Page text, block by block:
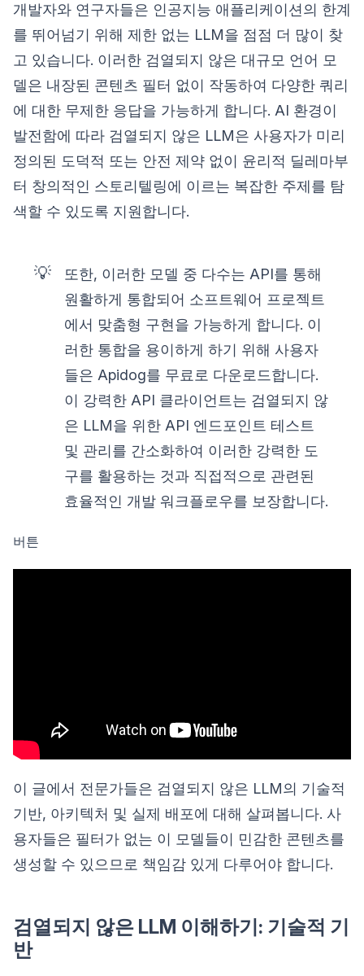
개발자와 연구자들은 인공지능 애플리케이션의 한계
를 뛰어넘기 위해 제한 없는 LLM을 점점 더 많이 찾
고 있습니다. 이러한 검열되지 않은 대규모 언어 모
델은 내장된 콘텐츠 필터 없이 작동하여 다양한 쿼리
에 대한 무제한 응답을 가능하게 합니다. AI 환경이
발전함에 따라 검열되지 않은 LLM은 사용자가 미리
정의된 도덕적 또는 안전 제약 없이 윤리적 딜레마부
터 창의적인 스토리텔링에 이르는 복잡한 주제를 탐
색할 수 있도록 지원합니다.
💡
또한, 이러한 모델 중 다수는 API를 통해
원활하게 통합되어 소프트웨어 프로젝트
에서 맞춤형 구현을 가능하게 합니다. 이
러한 통합을 용이하게 하기 위해 사용자
들은 Apidog를 무료로 다운로드합니다.
이 강력한 API 클라이언트는 검열되지 않
은 LLM을 위한 API 엔드포인트 테스트
및 관리를 간소화하여 이러한 강력한 도
구를 활용하는 것과 직접적으로 관련된
효율적인 개발 워크플로우를 보장합니다.
버튼
이 글에서 전문가들은 검열되지 않은 LLM의 기술적
기반, 아키텍처 및 실제 배포에 대해 살펴봅니다. 사
용자들은 필터가 없는 이 모델들이 민감한 콘텐츠를
생성할 수 있으므로 책임감 있게 다루어야 합니다.
검열되지 않은 LLM 이해하기: 기술적 기
반